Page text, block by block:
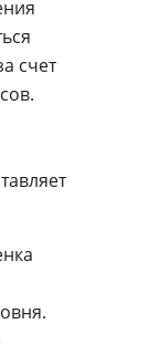
счет